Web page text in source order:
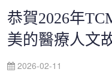
恭賀2026年
美的醫療人文
2026-02-11